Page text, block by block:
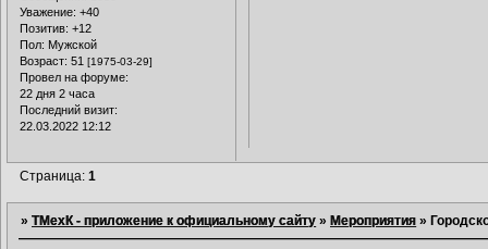
Уважение: +40
Позитив: +12
Пол: Мужской
Возраст: 51 [1975-03-29]
Провел на форуме:
22 дня 2 часа
Последний визит:
22.03.2022 12:12
Страница:1
»ТМехК - приложение к официальному сайту » Мероприятия »